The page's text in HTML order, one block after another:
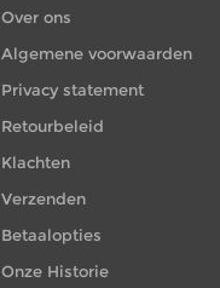
Over ons
Algemene voorwaarden
Privacy statement
Retourbeleid
Klachten
Verzenden
Betaalopties
Onze Historie